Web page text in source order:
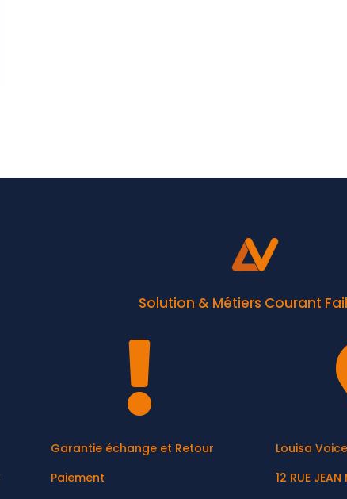
Solution & Métiers Courant

Garantie échange et Retour
Paiement
Louisa Voice
12 RUE JEAN